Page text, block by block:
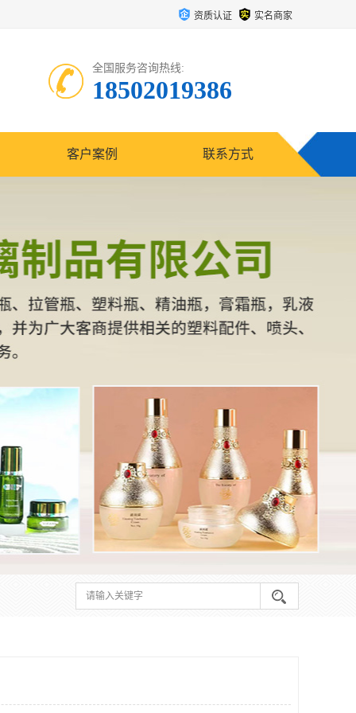
资质认证 实名商家
全国服务咨询热线:
18502019386
客户案例 联系方式